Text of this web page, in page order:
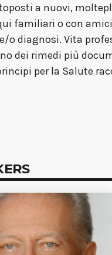
a nuovi,
familiari o con
o diagnosi. Vita
dei rimedi più
per la Salute